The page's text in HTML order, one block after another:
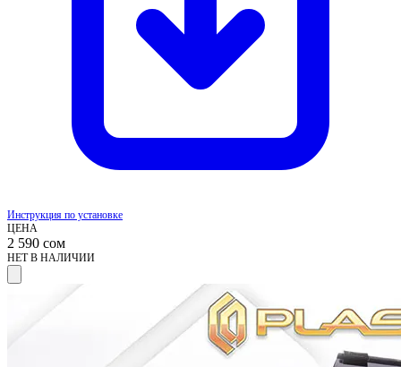
Инструкция по установке
ЦЕНА
2 590 сом
НЕТ В НАЛИЧИИ